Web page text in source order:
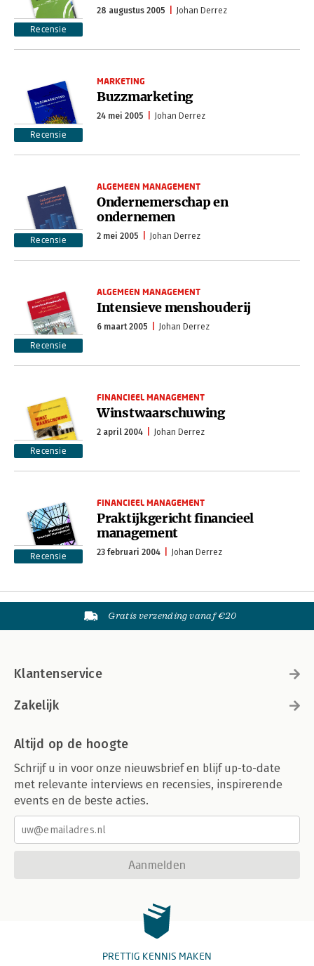
Recensie
28 augustus 2005 Johan Derrez
Recensie
MARKETING
Buzzmarketing
24 mei 2005 Johan Derrez
Recensie
ALGEMEEN MANAGEMENT
Ondernemerschap en
ondernemen
2 mei 2005 Johan Derrez
Recensie
ALGEMEEN MANAGEMENT
Intensieve menshouderij
6 maart 2005 Johan Derrez
Recensie
FINANCIEEL MANAGEMENT
Winstwaarschuwing
2 april 2004 Johan Derrez
Recensie
FINANCIEEL MANAGEMENT
Praktijkgericht financieel
management
23 februari 2004 Johan Derrez
Gratis verzending vanaf €20
Klantenservice
Zakelijk
Altijd op de hoogte
Schrijf u in voor onze nieuwsbrief en blijf up-to-date
met relevante interviews en recensies, inspirerende
events en de beste acties.
Aanmelden
PRETTIG KENNIS MAKEN